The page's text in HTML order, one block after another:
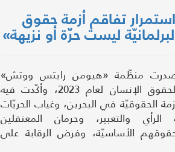
تفاقم أزمة حقوق
ليست حرّة أو نزيهة»
منظّمة «هيومن رايتس ووتش»
تقريرها الدوليّ لحقوق الإنسان لعام 2023، وأكّدت فيه
الحقوقيّة في البحرين، وغياب الحريّات
الرأي والتعبير، وحرمان المعتقلين
الأساسيّة، وفرض الرقابة على